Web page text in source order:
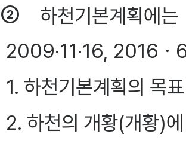
②
하천기본계획에
2009·11·16, 2016ㆍ
1. 하천기본계획의 목표
2. 하천의 개황(개황)